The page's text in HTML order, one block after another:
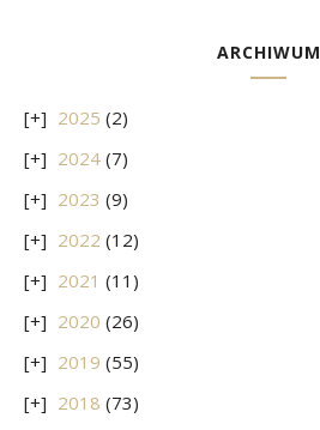
ARCHIWUM
2025 (2)
2024 (7)
2023 (9)
2022 (12)
2021 (11)
2020 (26)
2019 (55)
2018 (73)